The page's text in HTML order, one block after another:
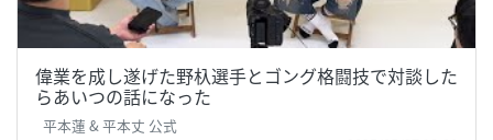
偉業を成し遂げた野杁選手とゴング格闘技で対談した
らあいつの話になった
平本蓮 & 平本丈 公式